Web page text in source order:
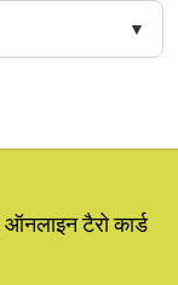
टैरो कार्ड